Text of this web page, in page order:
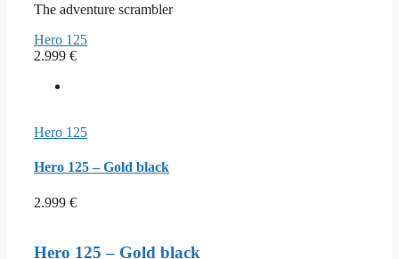
The adventure scrambler
Hero 125
2.999 €
Hero 125
Hero 125 – Gold black
2.999 €
Hero 125 – Gold black